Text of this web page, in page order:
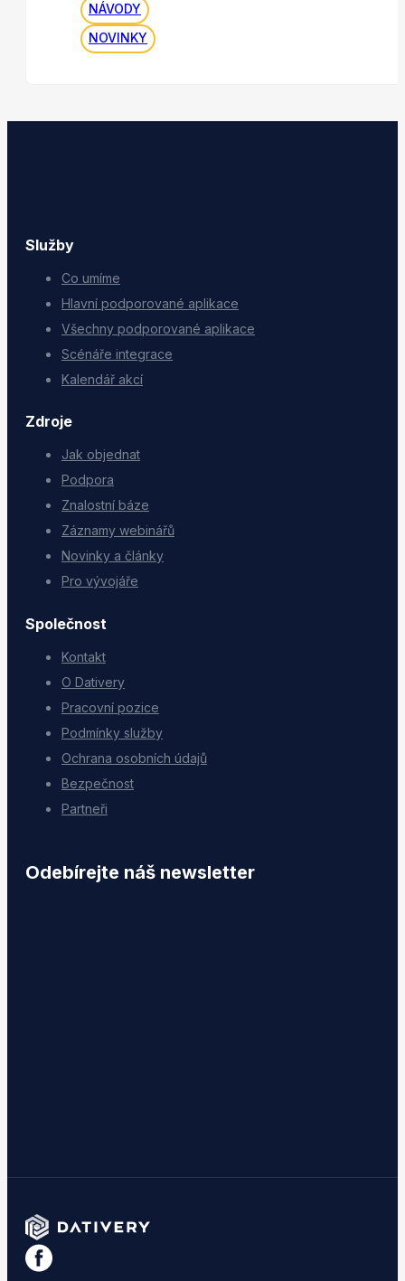
NÁVODY
NOVINKY
Služby
Co umíme
Hlavní podporované aplikace
Všechny podporované aplikace
Scénáře integrace
Kalendář akcí
Zdroje
Jak objednat
Podpora
Znalostní báze
Záznamy webinářů
Novinky a články
Pro vývojáře
Společnost
Kontakt
O Dativery
Pracovní pozice
Podmínky služby
Ochrana osobních údajů
Bezpečnost
Partneři
Odebírejte náš newsletter